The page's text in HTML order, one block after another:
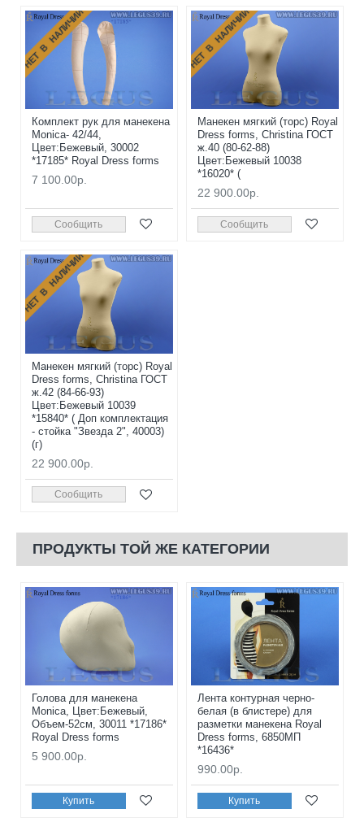
НЕТ В НАЛИЧИИ
Комплект рук для манекена
Monica- 42/44,
Цвет:Бежевый, 30002
*17185* Royal Dress forms
7 100.00р.
Сообщить
НЕТ В НАЛИЧИИ
Манекен мягкий (торс) Royal
Dress forms, Christina ГОСТ
ж.40 (80-62-88)
Цвет:Бежевый 10038
*16020* (
22 900.00р.
Сообщить
НЕТ В НАЛИЧИИ
Манекен мягкий (торс) Royal
Dress forms, Christina ГОСТ
ж.42 (84-66-93)
Цвет:Бежевый 10039
*15840* ( Доп комплектация
- стойка "Звезда 2", 40003)
(г)
22 900.00р.
Сообщить
ПРОДУКТЫ ТОЙ ЖЕ КАТЕГОРИИ
Голова для манекена
Monica, Цвет:Бежевый,
Объем-52см, 30011 *17186*
Royal Dress forms
5 900.00р.
Купить
Лента контурная черно-
белая (в блистере) для
разметки манекена Royal
Dress forms, 6850МП
*16436*
990.00р.
Купить